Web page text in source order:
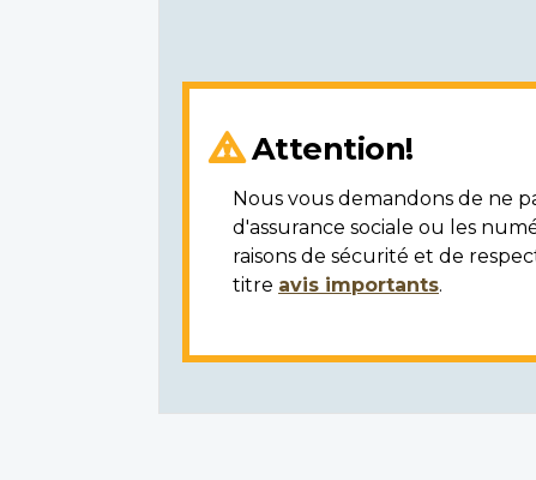
Attention!
Nous vous demandons de ne
d'assurance sociale ou les
raisons de sécurité et de
titre avis importants.